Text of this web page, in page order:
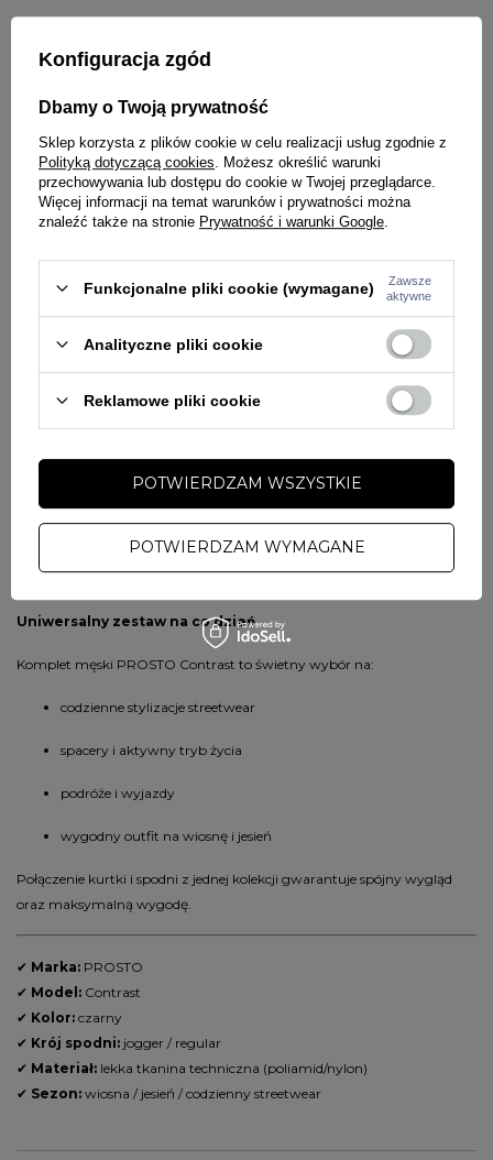
zapewniając ochronę przed chłodem i wiatrem podczas wiosennych i
Funkcjonalne detale
Komplet PROSTO Contrast został zaprojektowany z myślą o
codziennym użytkowaniu:
elastyczna guma w pasie z regulacją
nogawki ze ściągaczami w stylu jogger
; podszewka 100%
wypełnienie 120 g body / 80 g rękawy
Dzięki tym rozwiązaniom zestaw sprawdzi się zarówno podczas
Uniwersalny zestaw na co dzień
Komplet męski PROSTO Contrast to świetny wybór na:
codzienne stylizacje streetwear
spacery i aktywny tryb życia
podróże i wyjazdy
wygodny outfit na wiosnę i jesień
Połączenie kurtki i spodni z jednej kolekcji gwarantuje spójny wygląd
oraz maksymalną wygodę.
✔ Marka: PROSTO
✔ Model: Contrast
✔ Kolor: czarny
✔ Krój spodni: jogger / regular
✔ Materiał: lekka tkanina techniczna (poliamid/nylon)
✔ Sezon: wiosna / jesień / codzienny streetwear
Konfiguracja zgód
Dbamy o Twoją prywatność
Sklep korzysta z plików cookie w celu realizacji usług zgodnie z
Polityką dotyczącą cookies . Możesz określić warunki
przechowywania lub dostępu do cookie w Twojej przeglądarce.
Więcej informacji na temat warunków i prywatności można
znaleźć także na stronie Prywatność i warunki Google
Funkcjonalne pliki cookie (wymagane)
Zawsze
aktywne
Analityczne pliki cookie
Reklamowe pliki cookie
POTWIERDZAM WYMAGANE
POTWIERDZAM WSZYSTKIE